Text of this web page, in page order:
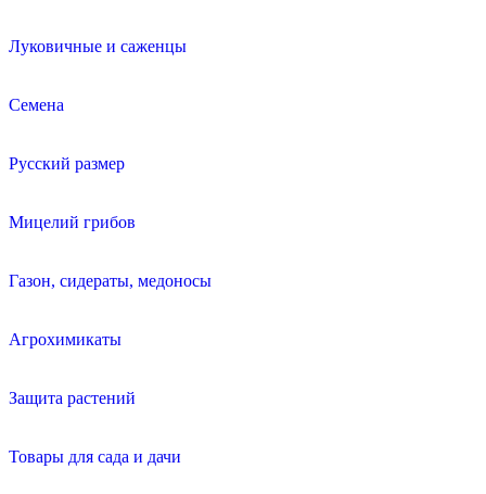
Луковичные и саженцы
Семена
Русский размер
Мицелий грибов
Газон, сидераты, медоносы
Агрохимикаты
Защита растений
Товары для сада и дачи